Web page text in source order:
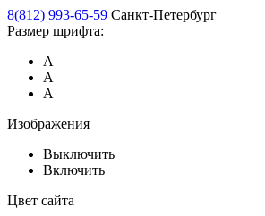
8(812) 993-65-59 Санкт-Петербург
Размер шрифта:
А
А
А
Изображения
Выключить
Включить
Цвет сайта